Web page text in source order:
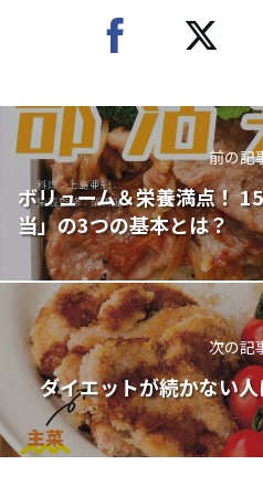
前の記
ボリューム＆栄養満点！
当」の3つの基本とは？
次の記
ダイエットが続かない